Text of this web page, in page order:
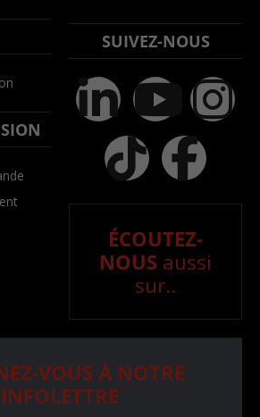
SUIVEZ-NOUS
ÉCOUTEZ-
NOUS aussi
sur..
VOUS À NOTRE
INFOLETTRE